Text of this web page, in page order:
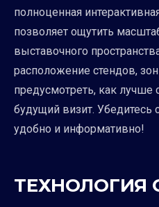
полноценная
позволяет ощутить
выставочного
расположение стендов,
предусмотреть, как лучше
будущий визит. Убедитесь
удобно и информативно!
ТЕХНОЛОГИЯ